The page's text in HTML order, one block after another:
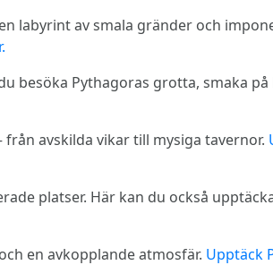
labyrint av smala gränder och
besöka Pythagoras grotta, smaka på
avskilda vikar till mysiga tavernor.
platser. Här kan du också
en avkopplande atmosfär. Upptäck